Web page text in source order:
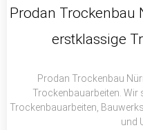
b
t
r
s
p
Prodan Trockenbau
erstklassige
Prodan Trockenbau
Trockenbauarbeiten. Wir
Trockenbauarbeiten,
und